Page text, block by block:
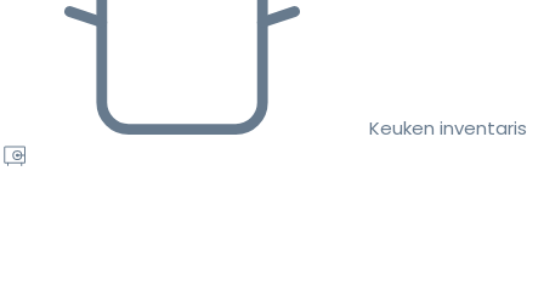
Keuken inventaris